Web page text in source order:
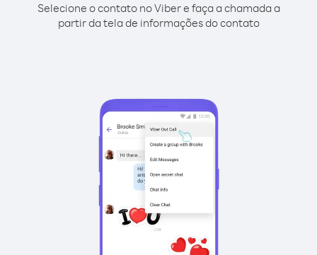
Selecione o contato no Viber e faça a chamada a
partir da tela de informações do contato